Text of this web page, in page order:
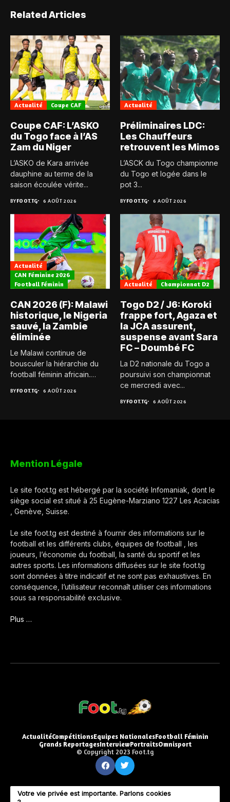
Related Articles
Actualité Coupe CAF
Coupe CAF: L’ASKO
du Togo face à l’AS
Zam du Niger
L’ASKO de Kara arrivée
dauphine au terme de la
saison écoulée vérite...
BYFOOT.TG 6 AOÛT 2026
Actualité
Préliminaires LDC:
Les Chauffeurs
retrouvent les Mimos
L’ASCK du Togo championne
du Togo et logée dans le
pot 3...
BYFOOT.TG 6 AOÛT 2026
Actualité
CAN Féminine 2026
Football Féminin
CAN 2026 (F): Malawi
historique, le Nigeria
sauvé, la Zambie
éliminée
Le Malawi continue de
bousculer la hiérarchie du
football féminin africain.
BYFOOT.TG 6 AOÛT 2026
Actualité Championnat D2
Togo D2 / J6: Koroki
frappe fort, Agaza et
la JCA assurent,
suspense avant Sara
FC – Doumbé FC
La D2 nationale du Togo a
poursuivi son championnat
ce mercredi avec...
BYFOOT.TG 6 AOÛT 2026
Mention Légale
Le site foot.tg est hébergé par la société Infomaniak, dont le
siège social est situé à 25 Eugène-Marziano 1227 Les Acacias
, Genève, Suisse.
Le site foot.tg est destiné à fournir des informations sur le
football et les différents clubs, équipes de football , les
joueurs, l’économie du football, la santé du sportif et les
autres sports. Les informations diffusées sur le site foot.tg
sont données à titre indicatif et ne sont pas exhaustives. En
conséquence, l’utilisateur reconnaît utiliser ces informations
sous sa responsabilité exclusive.
Plus …
ActualitéCompétitionsEquipes NationalesFootball Féminin
Grands ReportagesInterviewPortraitsOmnisport
© Copyright 2023 Foot.tg
Votre vie privée est importante. Parlons cookies